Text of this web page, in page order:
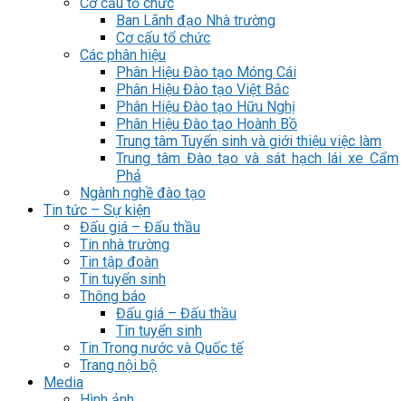
Ban Lãnh đạo Nhà trường
Cơ cấu tổ chức
Các phân hiệu
Phân Hiệu Đào tạo Móng Cái
Phân Hiệu Đào tạo Việt Bắc
Phân Hiệu Đào tạo Hữu Nghị
Phân Hiệu Đào tạo Hoành Bồ
Trung tâm Tuyển sinh và giới thiệu việc làm
Trung tâm Đào tạo và sát hạch lái xe Cẩm
Phả
Ngành nghề đào tạo
Tin tức – Sự kiện
Đấu giá – Đấu thầu
Tin nhà trường
Tin tập đoàn
Tin tuyển sinh
Thông báo
Đấu giá – Đấu thầu
Tin tuyển sinh
Tin Trong nước và Quốc tế
Trang nội bộ
Media